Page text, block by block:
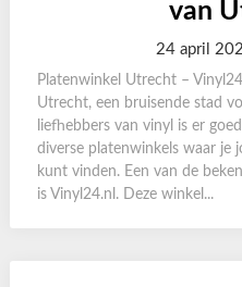
van
24 april
Platenwinkel Utrecht –
Utrecht, een bruisende stad
liefhebbers van vinyl is er
diverse platenwinkels waar je
kunt vinden. Een van de
is Vinyl24.nl. Deze winkel...